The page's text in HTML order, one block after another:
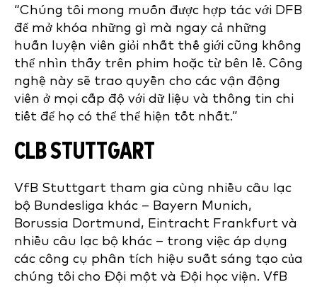
“Chúng tôi mong muốn được hợp tác với DFB
để mở khóa những gì mà ngay cả những
huấn luyện viên giỏi nhất thế giới cũng không
thể nhìn thấy trên phim hoặc từ bên lề. Công
nghệ này sẽ trao quyền cho các vận động
viên ở mọi cấp độ với dữ liệu và thông tin chi
tiết để họ có thể thể hiện tốt nhất.”
CLB STUTTGART
VfB Stuttgart tham gia cùng nhiều câu lạc
bộ Bundesliga khác – Bayern Munich,
Borussia Dortmund, Eintracht Frankfurt và
nhiều câu lạc bộ khác – trong việc áp dụng
các công cụ phân tích hiệu suất sáng tạo của
chúng tôi cho Đội một và Đội học viện. VfB